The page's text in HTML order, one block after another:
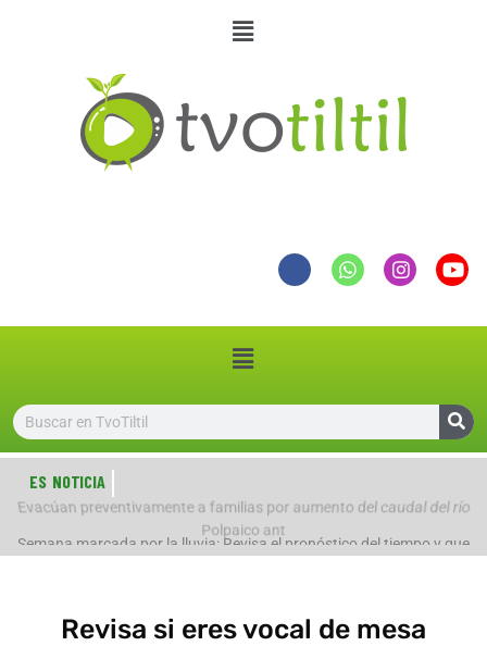
ES NOTICIA
Semana marcada por la lluvia: Revisa el pronóstico del tiempo y que
Evacúan preventivamente a familias por aumento del caudal del río
Polpaico ant
Revisa si eres vocal de mesa